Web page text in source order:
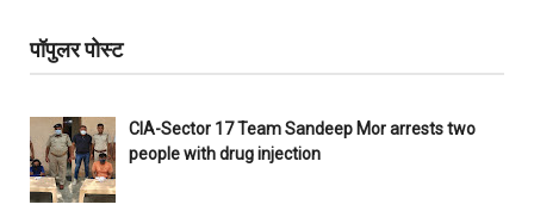
पॉपुलर पोस्ट
CIA-Sector 17 Team Sandeep Mor arrests two
people with drug injection